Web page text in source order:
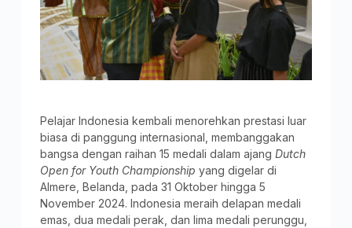
Pelajar Indonesia kembali menorehkan prestasi luar
biasa di panggung internasional, membanggakan
bangsa dengan raihan 15 medali dalam ajang Dutch
Open for Youth Championship yang digelar di
Almere, Belanda, pada 31 Oktober hingga 5
November 2024. Indonesia meraih delapan medali
emas, dua medali perak, dan lima medali perunggu,